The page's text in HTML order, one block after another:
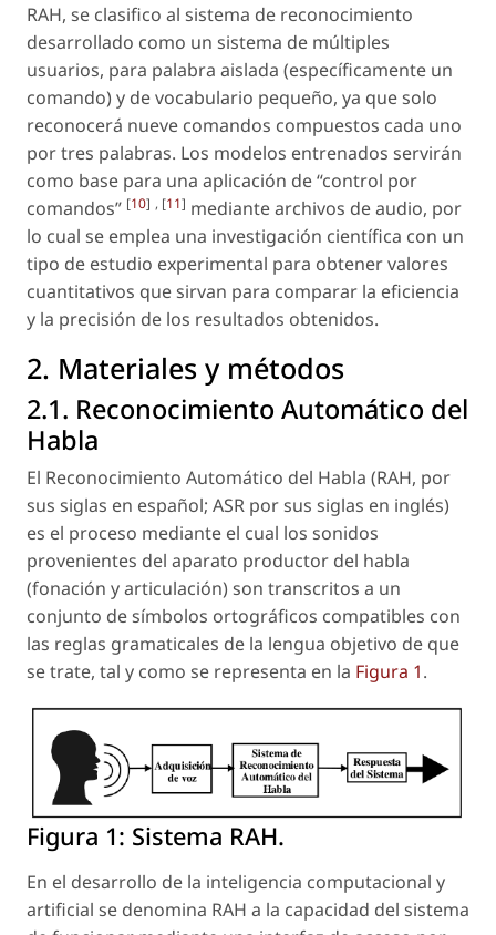
RAH, se clasifico al sistema de reconocimiento
desarrollado como un sistema de múltiples
usuarios, para palabra aislada (específicamente un
comando) y de vocabulario pequeño, ya que solo
reconocerá nueve comandos compuestos cada uno
por tres palabras. Los modelos entrenados servirán
como base para una aplicación de “control por
comandos” [10] , [11] mediante archivos de audio, por
lo cual se emplea una investigación científica con un
tipo de estudio experimental para obtener valores
cuantitativos que sirvan para comparar la eficiencia
y la precisión de los resultados obtenidos.
2. Materiales y métodos
2.1. Reconocimiento Automático del
Habla
El Reconocimiento Automático del Habla (RAH, por
sus siglas en español; ASR por sus siglas en inglés)
es el proceso mediante el cual los sonidos
provenientes del aparato productor del habla
(fonación y articulación) son transcritos a un
conjunto de símbolos ortográficos compatibles con
las reglas gramaticales de la lengua objetivo de que
se trate, tal y como se representa en la Figura 1.
Figura 1: Sistema RAH.
En el desarrollo de la inteligencia computacional y
artificial se denomina RAH a la capacidad del sistema